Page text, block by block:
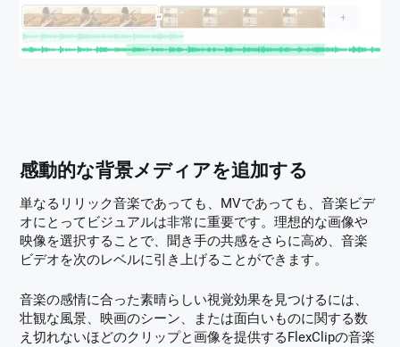
感動的な背景メディアを追加する
単なるリリック音楽であっても、MVであっても、音楽ビデ
オにとってビジュアルは非常に重要です。理想的な画像や
映像を選択することで、聞き手の共感をさらに高め、音楽
ビデオを次のレベルに引き上げることができます。
音楽の感情に合った素晴らしい視覚効果を見つけるには、
壮観な風景、映画のシーン、または面白いものに関する数
え切れないほどのクリップと画像を提供するFlexClipの音楽